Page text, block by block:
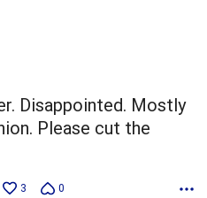
Disappointed. Mostly
Please cut the
3 0